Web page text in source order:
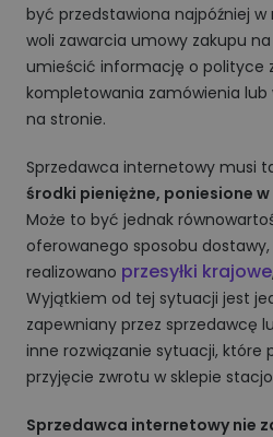
być przedstawiona najpóźniej
woli zawarcia umowy zakupu
umieścić informację o polityce
kompletowania zamówienia
na stronie.
Sprzedawca internetowy musi
środki pieniężne, poniesione
Może to być jednak
oferowanego sposobu
realizowano przesyłki krajowe
Wyjątkiem od tej sytuacji jest
zapewniany przez sprzedawcę
inne rozwiązanie sytuacji, które
przyjęcie zwrotu w sklepie
Sprzedawca internetowy nie